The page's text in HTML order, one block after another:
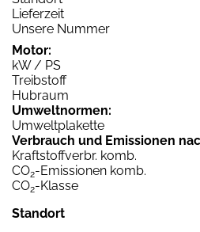
Lieferzeit
Unsere Nummer
Motor:
kW / PS
Treibstoff
Hubraum
Umweltnormen:
Umweltplakette
Verbrauch und Emissionen
Kraftstoffverbr. komb.
CO2-Emissionen komb.
CO2-Klasse
Standort